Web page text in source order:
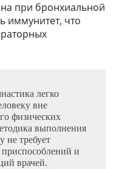
при бронхиальной
иммунитет, что
легко
вне
физических
выполнения
не требует
и
врачей.